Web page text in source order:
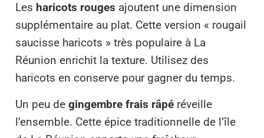
Les haricots rouges ajoutent une dimension
supplémentaire au plat. Cette version « rougail
saucisse haricots » très populaire à La
Réunion enrichit la texture. Utilisez des
haricots en conserve pour gagner du temps.
Un peu de gingembre frais râpé réveille
l’ensemble. Cette épice traditionnelle de l’île